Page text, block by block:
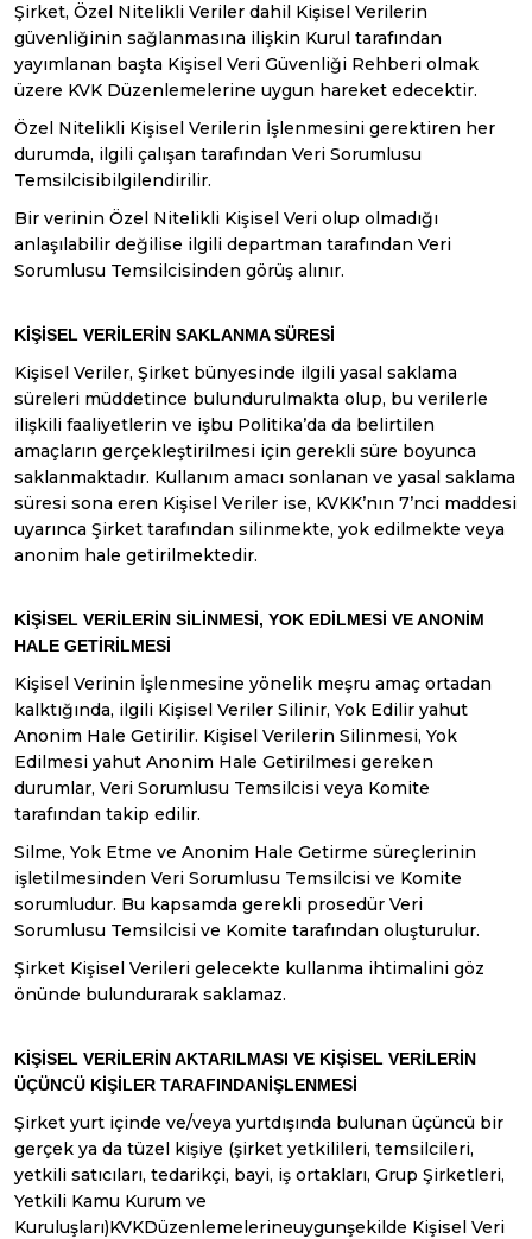
Şirket, Özel Nitelikli Veriler dahil Kişisel Verilerin
güvenliğinin sağlanmasına ilişkin Kurul tarafından
yayımlanan başta Kişisel Veri Güvenliği Rehberi olmak
üzere KVK Düzenlemelerine uygun hareket edecektir.
Özel Nitelikli Kişisel Verilerin İşlenmesini gerektiren her
durumda, ilgili çalışan tarafından Veri Sorumlusu
Temsilcisibilgilendirilir.
Bir verinin Özel Nitelikli Kişisel Veri olup olmadığı
anlaşılabilir değilise ilgili departman tarafından Veri
Sorumlusu Temsilcisinden görüş alınır.
KİŞİSEL VERİLERİN SAKLANMA SÜRESİ
Kişisel Veriler, Şirket bünyesinde ilgili yasal saklama
süreleri müddetince bulundurulmakta olup, bu verilerle
ilişkili faaliyetlerin ve işbu Politika’da da belirtilen
amaçların gerçekleştirilmesi için gerekli süre boyunca
saklanmaktadır. Kullanım amacı sonlanan ve yasal saklama
süresi sona eren Kişisel Veriler ise, KVKK’nın 7’nci maddesi
uyarınca Şirket tarafından silinmekte, yok edilmekte veya
anonim hale getirilmektedir.
KİŞİSEL VERİLERİN SİLİNMESİ, YOK EDİLMESİ VE ANONİM
HALE GETİRİLMESİ
Kişisel Verinin İşlenmesine yönelik meşru amaç ortadan
kalktığında, ilgili Kişisel Veriler Silinir, Yok Edilir yahut
Anonim Hale Getirilir. Kişisel Verilerin Silinmesi, Yok
Edilmesi yahut Anonim Hale Getirilmesi gereken
durumlar, Veri Sorumlusu Temsilcisi veya Komite
tarafından takip edilir.
Silme, Yok Etme ve Anonim Hale Getirme süreçlerinin
işletilmesinden Veri Sorumlusu Temsilcisi ve Komite
sorumludur. Bu kapsamda gerekli prosedür Veri
Sorumlusu Temsilcisi ve Komite tarafından oluşturulur.
Şirket Kişisel Verileri gelecekte kullanma ihtimalini göz
önünde bulundurarak saklamaz.
KİŞİSEL VERİLERİN AKTARILMASI VE KİŞİSEL VERİLERİN
ÜÇÜNCÜ KİŞİLER TARAFINDANİŞLENMESİ
Şirket yurt içinde ve/veya yurtdışında bulunan üçüncü bir
gerçek ya da tüzel kişiye (şirket yetkilileri, temsilcileri,
yetkili satıcıları, tedarikçi, bayi, iş ortakları, Grup Şirketleri,
Yetkili Kamu Kurum ve
Kuruluşları)KVKDüzenlemelerineuygunşekilde Kişisel Veri